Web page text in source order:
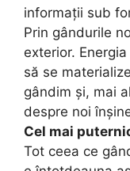
informații sub
Prin gândurile
exterior.
să se
gândim și, mai
despre noi
Cel mai
Tot ceea ce